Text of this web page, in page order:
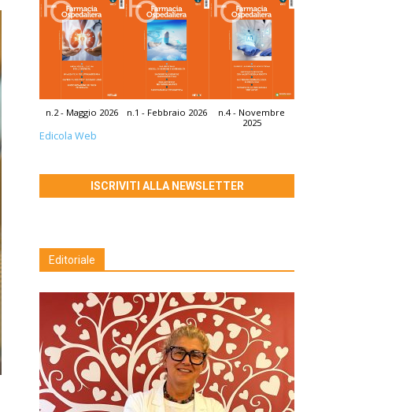
n.2 - Maggio 2026 n.1 - Febbraio 2026
n.4 - Novembre
2025
Edicola Web
ISCRIVITI ALLA NEWSLETTER
Editoriale